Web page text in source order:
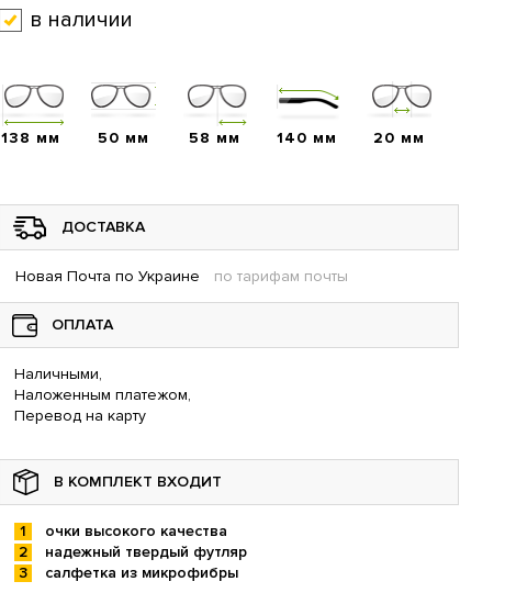
в наличии
138 мм 50 мм 58 мм 140 мм 20 мм
ДОСТАВКА
Новая Почта по Украине по тарифам почты
ОПЛАТА
Наличными,
Наложенным платежом,
Перевод на карту
В КОМПЛЕКТ ВХОДИТ
очки высокого качества
надежный твердый футляр
салфетка из микрофибры